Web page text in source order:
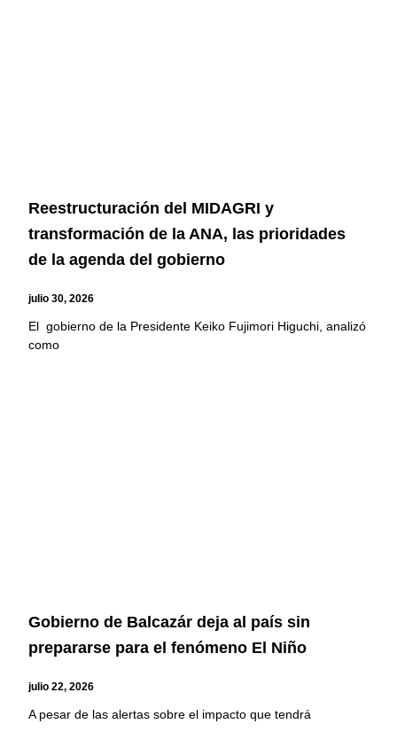
Reestructuración del MIDAGRI y
transformación de la ANA, las prioridades
de la agenda del gobierno
julio 30, 2026
El gobierno de la Presidente Keiko Fujimori Higuchi, analizó
como
Gobierno de Balcazár deja al país sin
prepararse para el fenómeno El Niño
julio 22, 2026
A pesar de las alertas sobre el impacto que tendrá